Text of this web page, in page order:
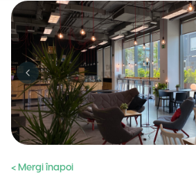
Previous slide
< Mergi înapoi